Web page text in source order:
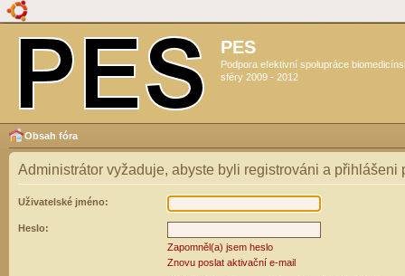
PES
Podpora efektivní spolupráce
sféry 2009 - 2012
Obsah fóra
Administrátor vyžaduje, abyste byli registrováni a přihlášeni
Uživatelské jméno:
Heslo:
Zapomněl(a) jsem heslo
Znovu poslat aktivační e-mail